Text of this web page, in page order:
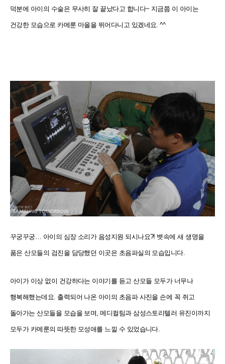
덕분에 아이의 수술은 무사히 잘 끝났다고 합니다~ 지금쯤 이 아이는
건강한 모습으로 카메룬 마을을 뛰어다니고 있겠네요. ^^
꾸궁꾸궁… 아이의 심장 소리가 음성지원 되시나요?! 뱃속에 새 생명을
품은 산모들의 검진을 담당했던 이곳은 초음파실의 모습입니다.
아이가 이상 없이 건강하다는 이야기를 듣고 산모들 모두가 너무나
행복해했는데요. 출력되어 나온 아이의 초음파 사진을 손에 꼭 쥐고
돌아가는 산모들을 모습을 보며, 메디컬팀과 삼성스토리텔러 유진이까지
모두가 카메룬의 따뜻한 모성애를 느낄 수 있었습니다.